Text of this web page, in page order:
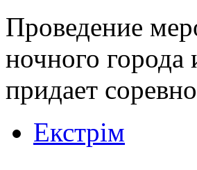
Проведение
ночного города
придает
Екстрім